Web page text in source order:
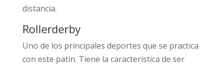
distancia.
Rollerderby
Uno de los principales deportes que se practica
con este patín. Tiene la característica de ser